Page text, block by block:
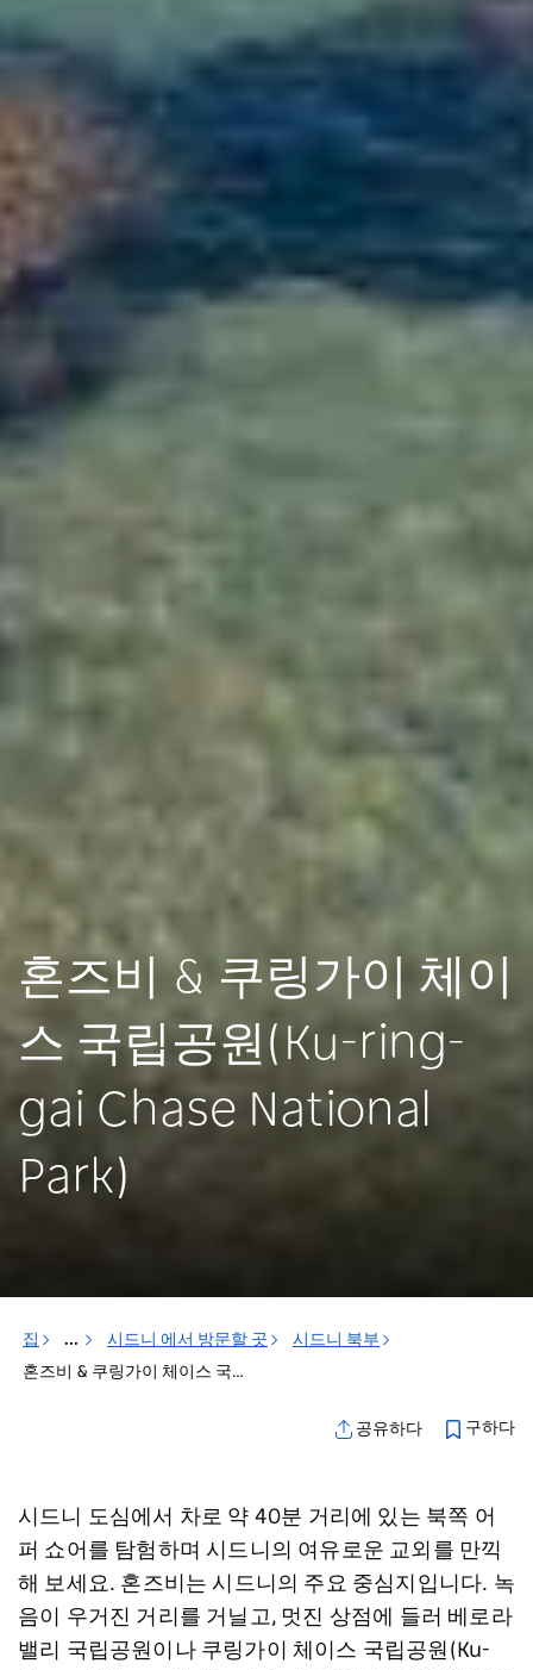
혼즈비 & 쿠링가이 체이
스 국립공원(Ku-ring-
gai Chase National
Park)
집 ... 시드니 에서 방문할 곳
시드니 북부
혼즈비 & 쿠링가이 체이스 국립공원(Ku-ring-gai Chase National Park)
공유하다 구하다
시드니 도심에서 차로 약 40분 거리에 있는 북쪽 어
퍼 쇼어를 탐험하며 시드니의 여유로운 교외를 만끽
해 보세요. 혼즈비는 시드니의 주요 중심지입니다. 녹
음이 우거진 거리를 거닐고, 멋진 상점에 들러 베로라
밸리 국립공원이나 쿠링가이 체이스 국립공원(Ku-